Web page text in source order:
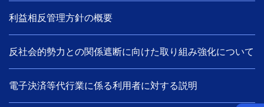
利益相反管理方針の概要
反社会的勢力との関係遮断に向けた取り組み強化について
電子決済等代行業に係る利用者に対する説明